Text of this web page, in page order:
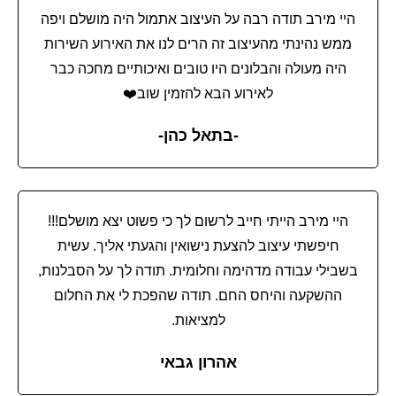
היי מירב תודה רבה על העיצוב אתמול היה מושלם ויפה
ממש נהינתי מהעיצוב זה הרים לנו את האירוע השירות
היה מעולה והבלונים היו טובים ואיכותיים מחכה כבר
לאירוע הבא להזמין שוב❤️
-בתאל כהן-
היי מירב הייתי חייב לרשום לך כי פשוט יצא מושלם!!!
חיפשתי עיצוב להצעת נישואין והגעתי אליך. עשית
בשבילי עבודה מדהימה וחלומית. תודה לך על הסבלנות,
ההשקעה והיחס החם. תודה שהפכת לי את החלום
למציאות.
אהרון גבאי